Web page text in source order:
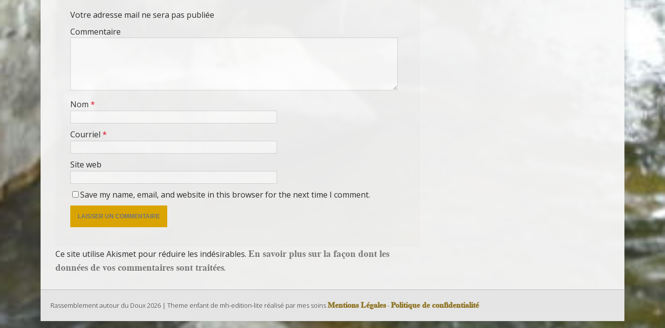
Votre adresse mail ne sera pas publiée
Commentaire
Nom *
Courriel *
Site web
Save my name, email, and website in this browser for the next time I comment.
Ce site utilise Akismet pour réduire les indésirables. En savoir plus sur la façon dont les
données de vos commentaires sont traitées.
Rassemblement autour du Doux 2026 | Theme enfant de mh-edition-lite réalisé par mes soinsMentions Légales-Politique de confidentialité